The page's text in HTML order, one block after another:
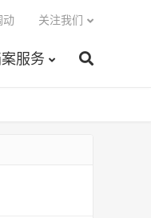
服务
动 关注我们